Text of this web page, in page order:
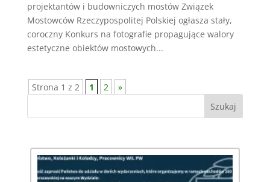
projektantów i budowniczych mostów Związek
Mostowców Rzeczypospolitej Polskiej ogłasza stały,
coroczny Konkurs na fotografie propagujące walory
estetyczne obiektów mostowych...
Strona 1 z 2 1 2 »